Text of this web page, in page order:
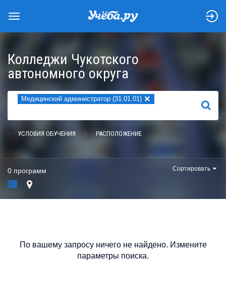
Колледжи Чукотского
автономного округа
Медицинский администратор (31.01.01) ×
НАЙТИ
УСЛОВИЯ ОБУЧЕНИЯ РАСПОЛОЖЕНИЕ
0 программ Сортировать
По вашему запросу ничего не найдено. Измените
параметры поиска.